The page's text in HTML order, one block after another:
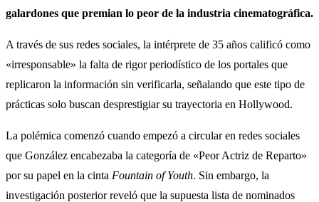
galardones que premian lo peor de la industria cinematográfica.
A través de sus redes sociales, la intérprete de 35 años calificó como
«irresponsable» la falta de rigor periodístico de los portales que
replicaron la información sin verificarla, señalando que este tipo de
prácticas solo buscan desprestigiar su trayectoria en Hollywood.
La polémica comenzó cuando empezó a circular en redes sociales
que González encabezaba la categoría de «Peor Actriz de Reparto»
por su papel en la cinta Fountain of Youth. Sin embargo, la
investigación posterior reveló que la supuesta lista de nominados